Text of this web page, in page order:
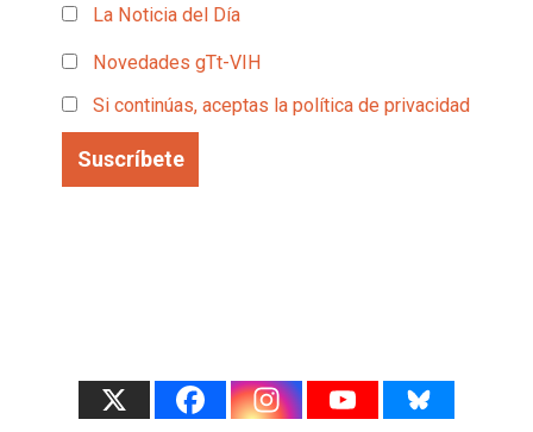
La Noticia del Día
Novedades gTt-VIH
Si continúas, aceptas la política de privacidad